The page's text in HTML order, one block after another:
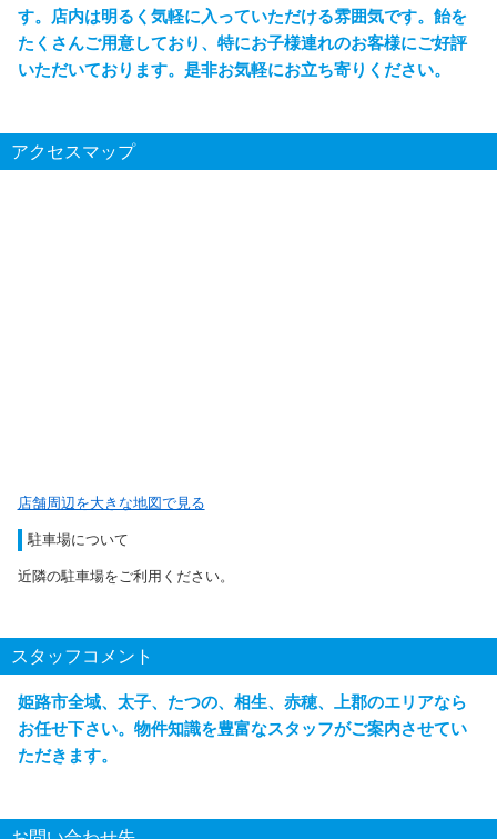
す。店内は明るく気軽に入っていただける雰囲気です。飴を
たくさんご用意しており、特にお子様連れのお客様にご好評
いただいております。是非お気軽にお立ち寄りください。
アクセスマップ
店舗周辺を大きな地図で見る
駐車場について
近隣の駐車場をご利用ください。
スタッフコメント
姫路市全域、太子、たつの、相生、赤穂、上郡のエリアなら
お任せ下さい。物件知識を豊富なスタッフがご案内させてい
ただきます。